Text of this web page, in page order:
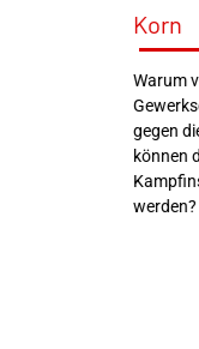
Korn
Warum
gegen
können
werden?